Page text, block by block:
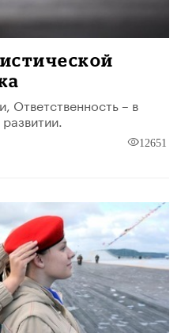
Ответственность – в
12651